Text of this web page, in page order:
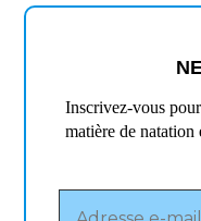
Inscrivez-vous
matière de